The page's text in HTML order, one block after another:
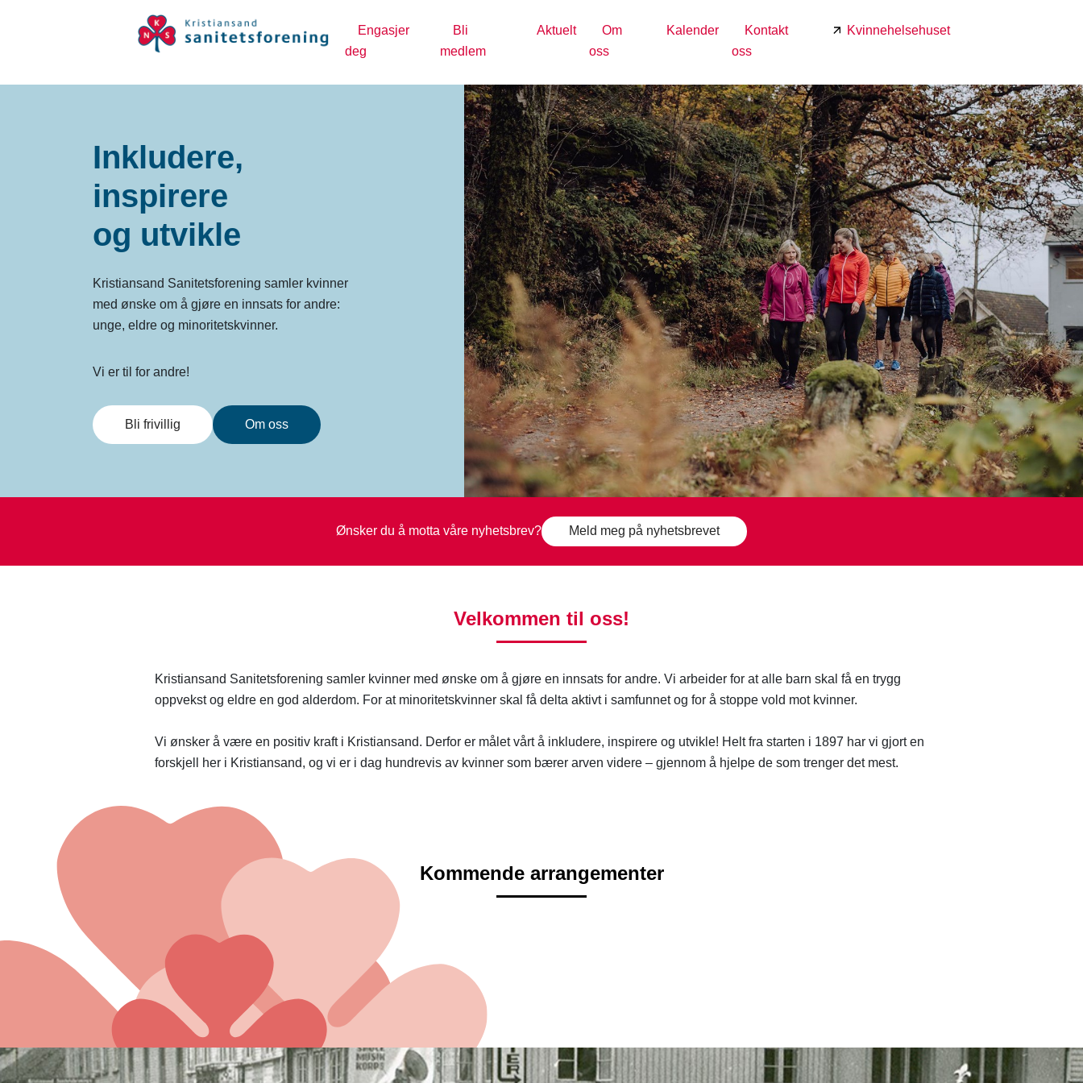
Engasjer
deg
Bli
medlem
Aktuelt
Om
oss
Kalender
Kontakt
oss
Kvinnehelsehuset
Inkludere,
inspirere
og utvikle
Kristiansand Sanitetsforening samler kvinner
med ønske om å gjøre en innsats for andre:
unge, eldre og minoritetskvinner.
Vi er til for andre!
Bli frivillig Om oss
Ønsker du å motta våre nyhetsbrev? Meld meg på nyhetsbrevet
Velkommen til oss!
Kristiansand Sanitetsforening samler kvinner med ønske om å gjøre en innsats for andre. Vi arbeider for at alle barn skal få en trygg
oppvekst og eldre en god alderdom. For at minoritetskvinner skal få delta aktivt i samfunnet og for å stoppe vold mot kvinner.
Vi ønsker å være en positiv kraft i Kristiansand. Derfor er målet vårt å inkludere, inspirere og utvikle! Helt fra starten i 1897 har vi gjort en
forskjell her i Kristiansand, og vi er i dag hundrevis av kvinner som bærer arven videre – gjennom å hjelpe de som trenger det mest.
Kommende arrangementer